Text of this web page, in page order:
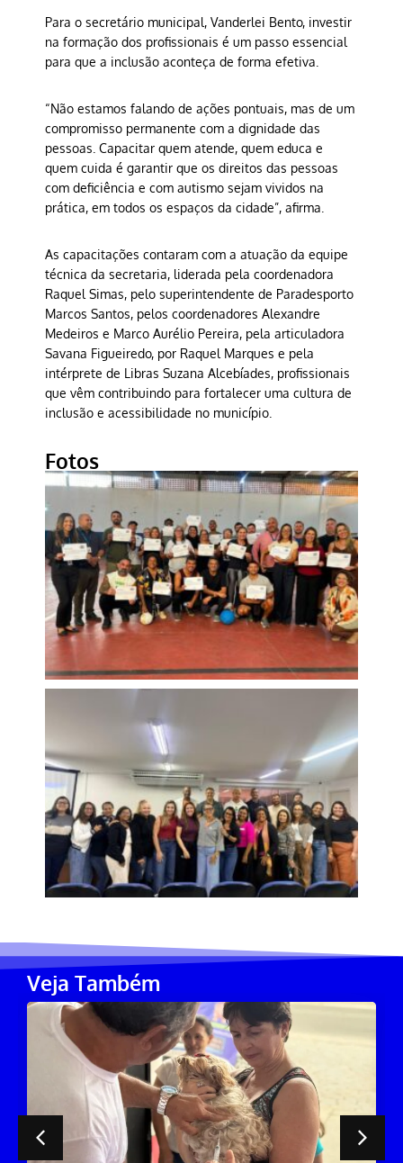
Para o secretário municipal, Vanderlei Bento, investir
na formação dos profissionais é um passo essencial
para que a inclusão aconteça de forma efetiva.
“Não estamos falando de ações pontuais, mas de um
compromisso permanente com a dignidade das
pessoas. Capacitar quem atende, quem educa e
quem cuida é garantir que os direitos das pessoas
com deficiência e com autismo sejam vividos na
prática, em todos os espaços da cidade”, afirma.
As capacitações contaram com a atuação da equipe
técnica da secretaria, liderada pela coordenadora
Raquel Simas, pelo superintendente de Paradesporto
Marcos Santos, pelos coordenadores Alexandre
Medeiros e Marco Aurélio Pereira, pela articuladora
Savana Figueiredo, por Raquel Marques e pela
intérprete de Libras Suzana Alcebíades, profissionais
que vêm contribuindo para fortalecer uma cultura de
inclusão e acessibilidade no município.
Fotos
Veja Também